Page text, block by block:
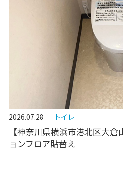
2026.07.28 トイレ
【神奈川県横浜市港北区大
ョンフロア貼替え